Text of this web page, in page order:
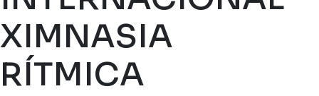
XIMNASIA
RÍTMICA